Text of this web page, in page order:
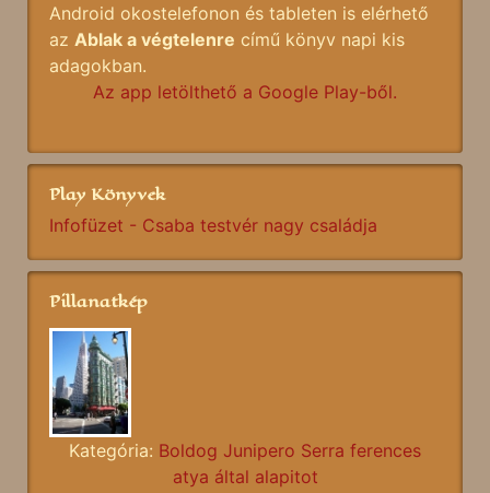
Android okostelefonon és tableten is elérhető
az Ablak a végtelenre című könyv napi kis
adagokban.
Az app letölthető a Google Play-ből.
Play Könyvek
Infofüzet - Csaba testvér nagy családja
Pillanatkép
Kategória: Boldog Junipero Serra ferences
atya által alapitot